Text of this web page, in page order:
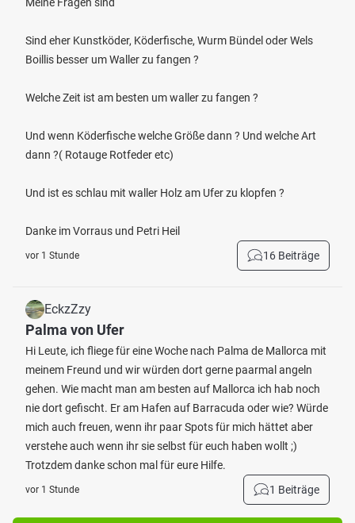
Sind eher Kunstköder, Köderfische, Wurm Bündel oder Wels
Boillis besser um Waller zu fangen ?
Welche Zeit ist am besten um waller zu fangen ?
Und wenn Köderfische welche Größe dann ? Und welche Art
dann ?( Rotauge Rotfeder etc)
Und ist es schlau mit waller Holz am Ufer zu klopfen ?
Danke im Vorraus und Petri Heil
vor 1 Stunde 16 Beiträge
EckzZzy
Palma von Ufer
Hi Leute, ich fliege für eine Woche nach Palma de Mallorca mit
meinem Freund und wir würden dort gerne paarmal angeln
gehen. Wie macht man am besten auf Mallorca ich hab noch
nie dort gefischt. Er am Hafen auf Barracuda oder wie? Würde
mich auch freuen, wenn ihr paar Spots für mich hättet aber
verstehe auch wenn ihr sie selbst für euch haben wollt ;)
Trotzdem danke schon mal für eure Hilfe.
vor 1 Stunde 1 Beiträge